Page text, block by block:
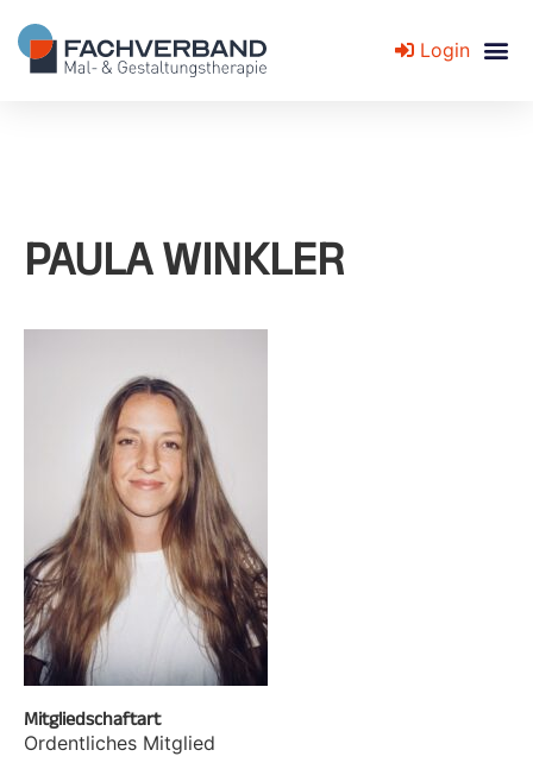
Login
PAULA WINKLER
Mitgliedschaftart
Ordentliches Mitglied